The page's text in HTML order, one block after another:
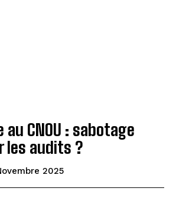
au CNOU : sabotage
les audits ?
2025